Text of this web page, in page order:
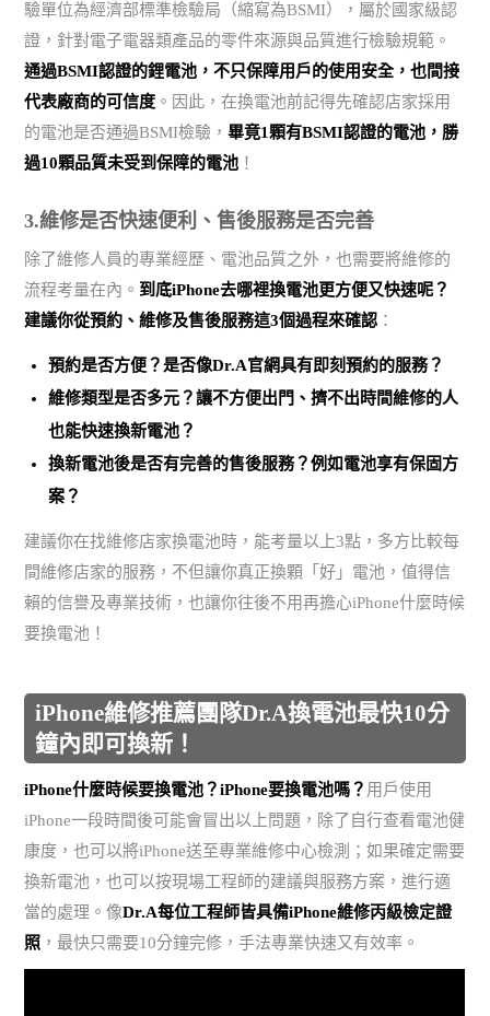
驗單位為經濟部標準檢驗局（縮寫為BSMI），屬於國家級認
證，針對電子電器類產品的零件來源與品質進行檢驗規範。
通過BSMI認證的鋰電池，不只保障用戶的使用安全，也間接
代表廠商的可信度 。因此，在換電池前記得先確認店家採用
的電池是否通過BSMI檢驗，畢竟1顆有BSMI認證的電池，勝
過10顆品質未受到保障的電池 ！
3.維修是否快速便利、售後服務是否完善
除了維修人員的專業經歷、電池品質之外，也需要將維修的
流程考量在內。 到底iPhone去哪裡換電池更方便又快速呢？
建議你從預約、維修及售後服務這3個過程來確認 ：
預約是否方便？是否像Dr.A官網具有即刻預約的服務？
維修類型是否多元？讓不方便出門、擠不出時間維修的人
也能快速換新電池？
換新電池後是否有完善的售後服務？例如電池享有保固方
案？
建議你在找維修店家換電池時，能考量以上3點，多方比較每
間維修店家的服務，不但讓你真正換顆「好」電池，值得信
賴的信譽及專業技術，也讓你往後不用再擔心iPhone什麼時候
要換電池！
iPhone維修推薦團隊Dr.A換電池最快10分
鐘內即可換新！
iPhone什麼時候要換電池？iPhone要換電池嗎？ 用戶使用
iPhone一段時間後可能會冒出以上問題，除了自行查看電池健
康度，也可以將iPhone送至專業維修中心檢測；如果確定需要
換新電池，也可以按現場工程師的建議與服務方案，進行適
當的處理。像Dr.A每位工程師皆具備iPhone維修丙級檢定證
照 ，最快只需要10分鐘完修，手法專業快速又有效率。